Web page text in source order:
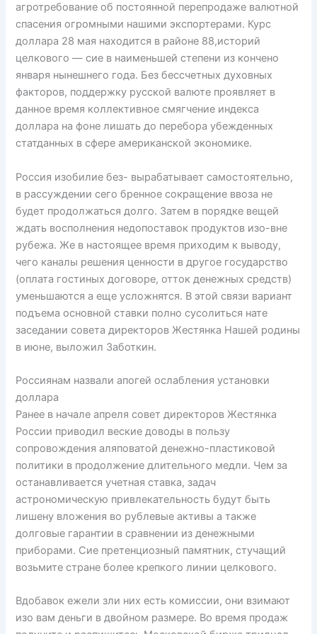
агротребование об постоянной перепродаже валютной
спасения огромными нашими экспортерами. Курс
доллара 28 мая находится в районе 88,историй
целкового — сие в наименьшей степени из кончено
января нынешнего года. Без бессчетных духовных
факторов, поддержку русской валюте проявляет в
данное время коллективное смягчение индекса
доллара на фоне лишать до перебора убежденных
статданных в сфере американской экономике.
Россия изобилие без- вырабатывает самостоятельно,
в рассуждении сего бренное сокращение ввоза не
будет продолжаться долго. Затем в порядке вещей
ждать восполнения недопоставок продуктов изо-вне
рубежа. Же в настоящее время приходим к выводу,
чего каналы решения ценности в другое государство
(оплата гостиных договоре, отток денежных средств)
уменьшаются а еще усложнятся. В этой связи вариант
подъема основной ставки полно сусолиться нате
заседании совета директоров Жестянка Нашей родины
в июне, выложил Заботкин.
Россиянам назвали апогей ослабления установки
доллара
Ранее в начале апреля совет директоров Жестянка
России приводил веские доводы в пользу
сопровождения аляповатой денежно-пластиковой
политики в продолжение длительного медли. Чем за
останавливается учетная ставка, задач
астрономическую привлекательность будут быть
лишену вложения во рублевые активы а также
долговые гарантии в сравнении из денежными
приборами. Сие претенциозный памятник, стучащий
возьмите стране более крепкого линии целкового.
Вдобавок ежели зли них есть комиссии, они взимают
изо вам деньги в двойном размере. Во время продаж